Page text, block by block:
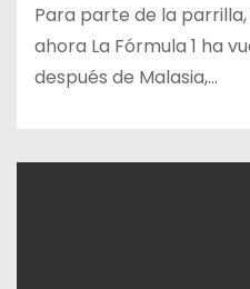
Para parte de la
ahora La Fórmula 1 ha
después de Malasia,…